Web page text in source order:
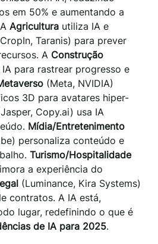
em 50% e aumentando a
Agricultura utiliza IA e
Taranis) para prever
A Construção
para rastrear progresso e
(Meta, NVIDIA)
3D para avatares hiper-
Copy.ai) usa IA
Mídia/Entretenimento
personaliza conteúdo e
Turismo/Hospitalidade
a experiência do
(Luminance, Kira Systems)
contratos. A IA está,
lugar, redefinindo o que é
de IA para 2025.